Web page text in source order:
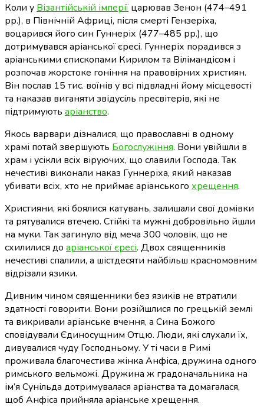
Коли у Візантійській імперії царював Зенон (474–491
рр.), в Північній Африці, після смерті Гензеріха,
воцарився його син Гуннеріх (477–485 рр.), що
дотримувався аріанської єресі. Гуннеріх порадився з
аріанськими єпископами Кирилом та Вілімандісом і
розпочав жорстоке гоніння на правовірних християн.
Він послав 15 тис. воїнів у всі підвладні йому місцевості
та наказав виганяти звідусіль пресвітерів, які не
підтримують аріанство.
Якось варвари дізналися, що православні в одному
храмі потай звершують Богослужіння. Вони увійшли в
храм і усікли всіх віруючих, що славили Господа. Так
нечестиві виконали наказ Гуннеріха, який наказав
убивати всіх, хто не приймає аріанського хрещення.
Християни, які боялися катувань, залишали свої домівки
та рятувалися втечею. Стійкі та мужні добровільно йшли
на муки. Так загинуло від меча 300 чоловік, що не
схилилися до аріанської єресі. Двох священників
нечестиві спалили, а шістдесяти найбільш красномовним
відрізали язики.
Дивним чином священники без язиків не втратили
здатності говорити. Вони розійшлися по грецькій землі
та викривали аріанське вчення, а Сина Божого
сповідували Єдиносущним Отцю. Люди, які слухали їх,
дивувалися чуду Господньому. У ті часи в Римі
проживала благочестива жінка Анфіса, дружина одного
римського вельможі. Дружина ж градоначальника на
ім’я Сунільда дотримувалася аріанства та домагалася,
щоб Анфіса прийняла аріанське хрещення.